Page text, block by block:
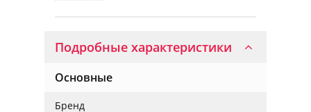
Подробные характеристики
Основные
Бренд